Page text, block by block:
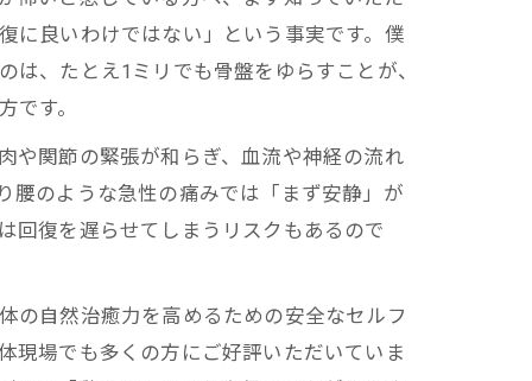
に良いわけではない」という事実です。僕
は、たとえ1ミリでも骨盤をゆらすことが、
です。
や関節の緊張が和らぎ、血流や神経の流れ
腰のような急性の痛みでは「まず安静」が
回復を遅らせてしまうリスクもあるので
の自然治癒力を高めるための安全なセルフ
現場でも多くの方にご好評いただいていま